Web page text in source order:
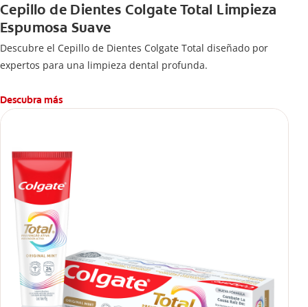
Cepillo de Dientes Colgate Total Limpieza
Espumosa Suave
Descubre el Cepillo de Dientes Colgate Total diseñado por
expertos para una limpieza dental profunda.
Descubra más